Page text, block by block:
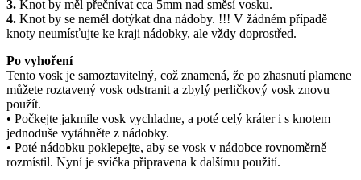
3. Knot by měl přečnívat cca 5mm nad směsí vosku.
4. Knot by se neměl dotýkat dna nádoby. !!! V žádném případě
knoty neumísťujte ke kraji nádobky, ale vždy doprostřed.
Po vyhoření
Tento vosk je samoztavitelný, což znamená, že po zhasnutí plamene
můžete roztavený vosk odstranit a zbylý perličkový vosk znovu
použít.
• Počkejte jakmile vosk vychladne, a poté celý kráter i s knotem
jednoduše vytáhněte z nádobky.
• Poté nádobku poklepejte, aby se vosk v nádobce rovnoměrně
rozmístil. Nyní je svíčka připravena k dalšímu použití.